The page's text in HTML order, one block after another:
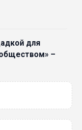
для
–
–
–Жанара